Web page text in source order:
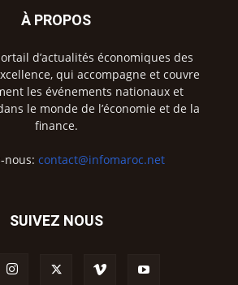
À PROPOS
d’actualités économiques des
qui accompagne et couvre
les événements nationaux et
le monde de l’économie et de la
finance.
nous: contact@infomaroc.net
SUIVEZ NOUS